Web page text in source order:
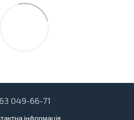
049-66-71
інформація